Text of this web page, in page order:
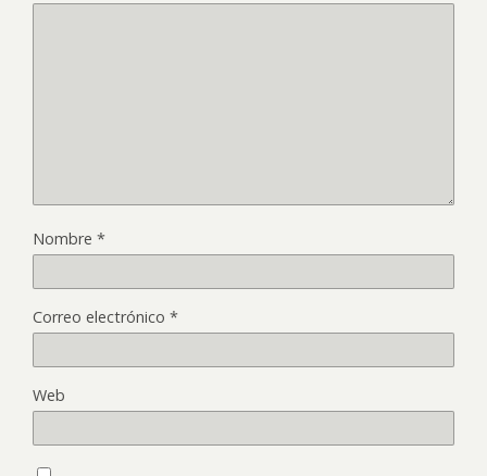
Nombre *
Correo electrónico *
Web